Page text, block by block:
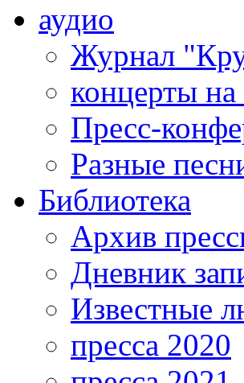
аудио
Журнал
концерты на
Пресс-
Разные
Библиотека
Архив
Дневник
Известные
пресса 2020